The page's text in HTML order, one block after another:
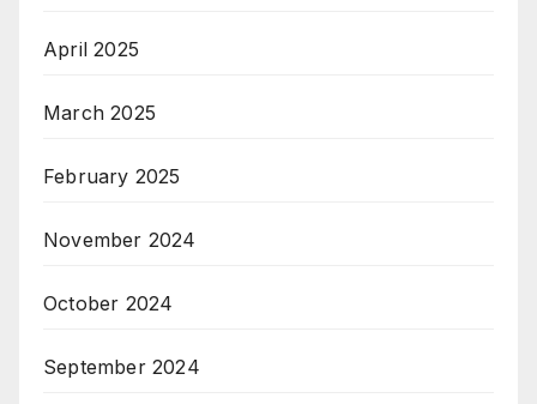
April 2025
March 2025
February 2025
November 2024
October 2024
September 2024